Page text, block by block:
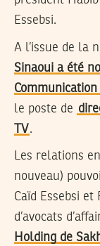
Essebsi.
A l’issue de la
Sinaoui a été
le poste de
TV.
Les relations
nouveau)
Caïd Essebsi et
d’avocats
Holding de